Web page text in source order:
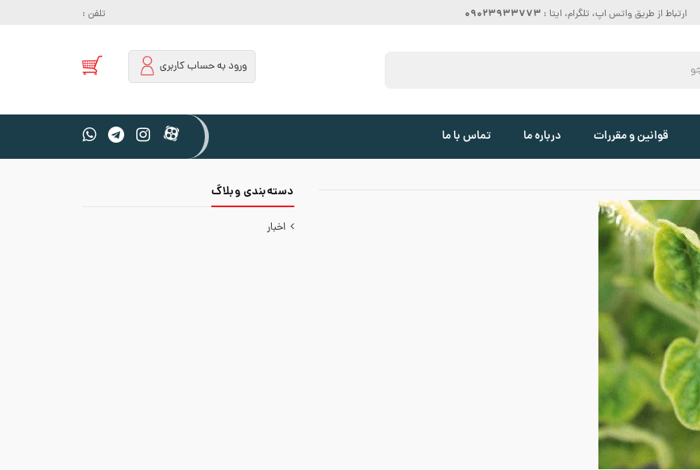
ارتباط از طریق واتس اپ، تلگرام، ایتا : 09023933773 تلفن :
ورود به حساب کاربری
قوانین و مقررات درباره ما تماس با ما
دسته‌‌بندی وبلاگ
اخبار